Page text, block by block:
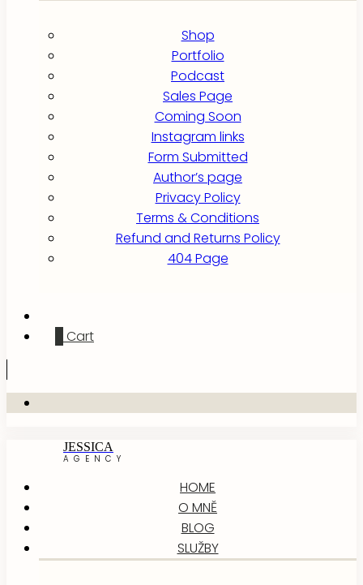
Shop
Portfolio
Podcast
Sales Page
Coming Soon
Instagram links
Form Submitted
Author’s page
Privacy Policy
Terms & Conditions
Refund and Returns Policy
404 Page
Cart
JESSICA
AGENCY
HOME
O MNĚ
BLOG
SLUŽBY